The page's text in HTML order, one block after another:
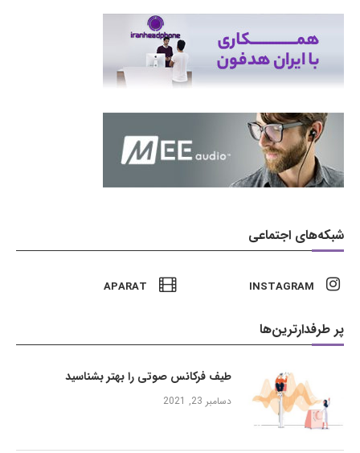
شبکه‌های اجتماعی
INSTAGRAM
APARAT
پر طرفدارترین‌ها
طیف فرکانس صوتی را بهتر بشناسید
دسامبر 23, 2021